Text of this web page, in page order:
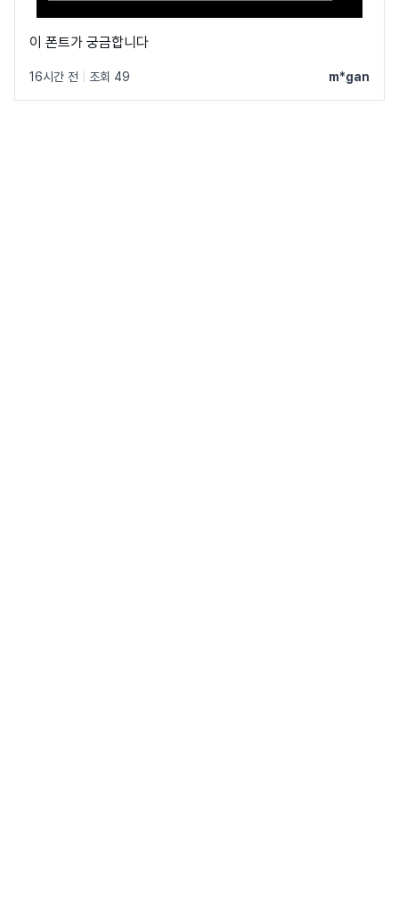
이 폰트가 궁금합니다
16시간 전 조회 49 m*gan